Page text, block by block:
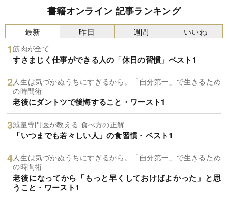
書籍オンライン 記事ランキング
最新
筋肉が全て
すさまじく仕事ができる人の「休日の習慣」ベスト1
人生は気づかぬうちにすぎるから。「自分第一」で生きるため
の時間術
老後にダントツで後悔すること・ワースト1
減量専門医が教える 食べ方の正解
「いつまでも若々しい人」の食習慣・ベスト1
人生は気づかぬうちにすぎるから。「自分第一」で生きるため
の時間術
老後になってから「もっと早くしておけばよかった」と思
うこと・ワースト1
昨日 週間 いいね